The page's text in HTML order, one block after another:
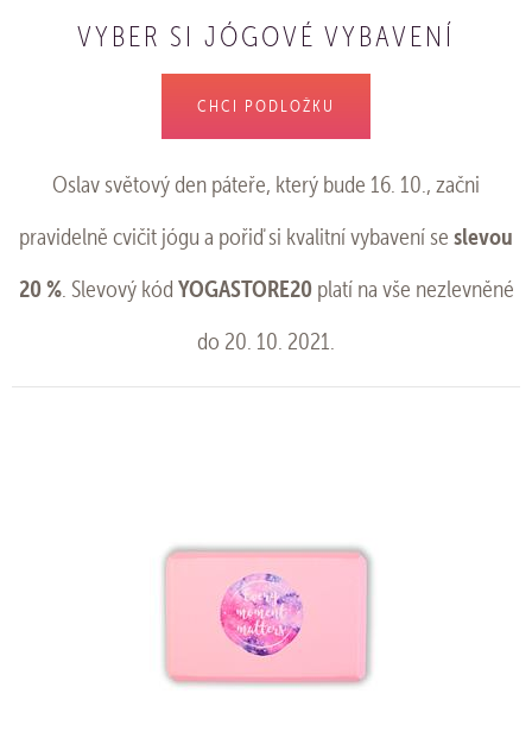
VYBER SI JÓGOVÉ VYBAVENÍ
CHCI PODLOŽKU
Oslav světový den páteře, který bude 16. 10., začni
pravidelně cvičit jógu a pořiď si kvalitní vybavení se slevou
20 %. Slevový kód YOGASTORE20platí na vše nezlevněné
do 20. 10. 2021.